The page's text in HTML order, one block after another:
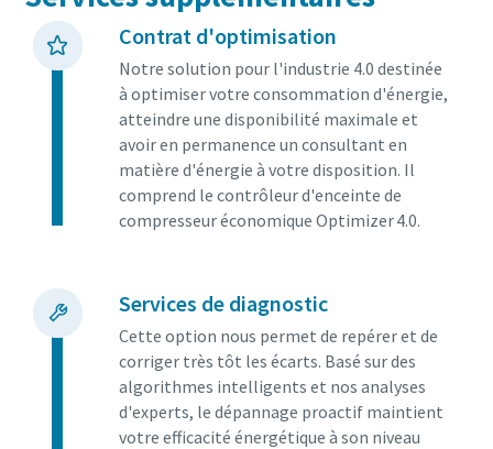
Contrat d'optimisation
Notre solution pour l'industrie 4.0 destinée
à optimiser votre consommation d'énergie,
atteindre une disponibilité maximale et
avoir en permanence un consultant en
matière d'énergie à votre disposition. Il
comprend le contrôleur d'enceinte de
compresseur économique Optimizer 4.0.
Services de diagnostic
Cette option nous permet de repérer et de
corriger très tôt les écarts. Basé sur des
algorithmes intelligents et nos analyses
d'experts, le dépannage proactif maintient
votre efficacité énergétique à son niveau